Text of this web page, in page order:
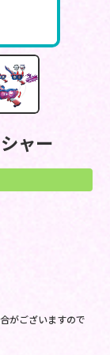
ャー
がございますので